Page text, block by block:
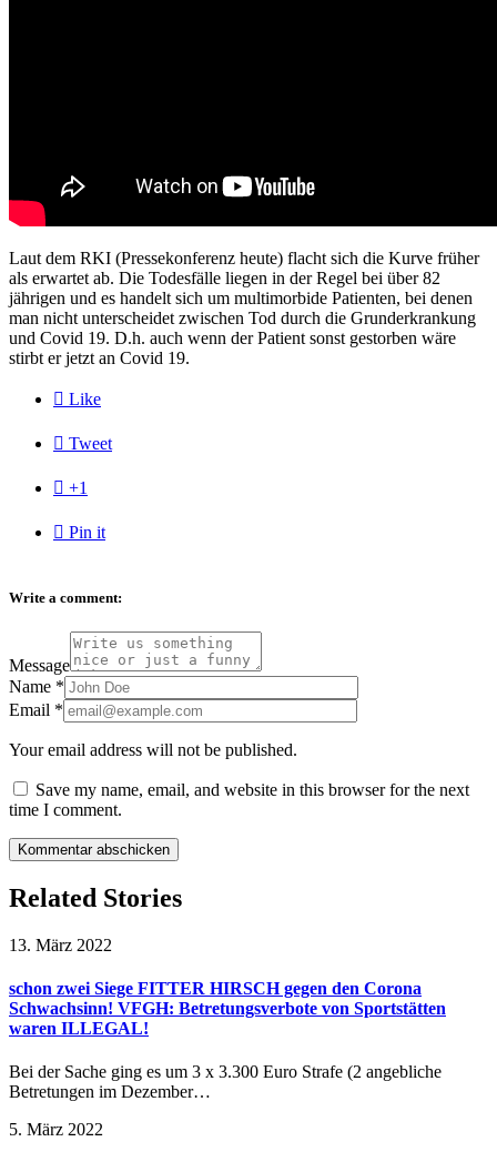
Laut dem RKI (Pressekonferenz heute) flacht sich die Kurve früher
als erwartet ab. Die Todesfälle liegen in der Regel bei über 82
jährigen und es handelt sich um multimorbide Patienten, bei denen
man nicht unterscheidet zwischen Tod durch die Grunderkrankung
und Covid 19. D.h. auch wenn der Patient sonst gestorben wäre
stirbt er jetzt an Covid 19.
 Like
 Tweet
 +1
 Pin it
Write a comment:
Message
Name *
Email *
Your email address will not be published.
Save my name, email, and website in this browser for the next
time I comment.
Related Stories
13. März 2022
schon zwei Siege FITTER HIRSCH gegen den Corona
Schwachsinn! VFGH: Betretungsverbote von Sportstätten
waren ILLEGAL!
Bei der Sache ging es um 3 x 3.300 Euro Strafe (2 angebliche
Betretungen im Dezember…
5. März 2022